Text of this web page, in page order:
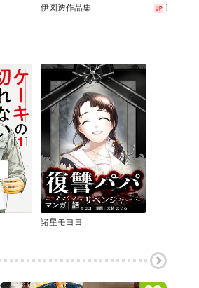
伊図透作品集 戦争めし
マンガ｜話
諸星モヨヨ